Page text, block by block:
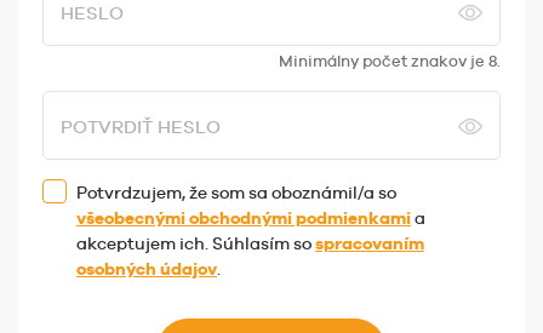
HESLO
Minimálny počet znakov je 8.
POTVRDIŤ HESLO
Potvrdzujem, že som sa oboznámil/a so
všeobecnými obchodnými podmienkamia
akceptujem ich. Súhlasím sospracovaním
osobných údajov